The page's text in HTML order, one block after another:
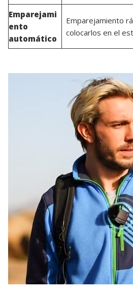
Emparejami
ento
automático
Emparejamiento
colocarlos en el